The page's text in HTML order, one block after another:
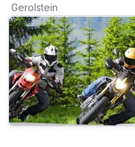
Gerolstein